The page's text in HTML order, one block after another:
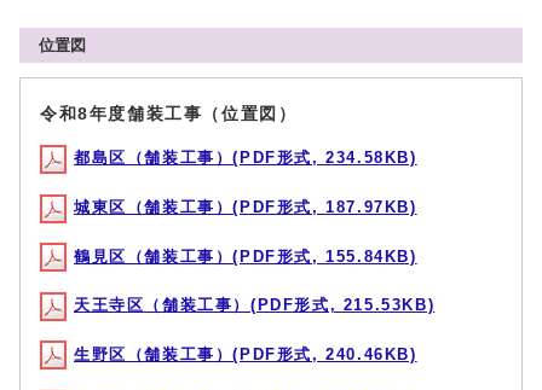
位置図
令和8年度舗装工事（位置図）
都島区（舗装工事）(PDF形式, 234.58KB)
城東区（舗装工事）(PDF形式, 187.97KB)
鶴見区（舗装工事）(PDF形式, 155.84KB)
天王寺区（舗装工事）(PDF形式, 215.53KB)
生野区（舗装工事）(PDF形式, 240.46KB)